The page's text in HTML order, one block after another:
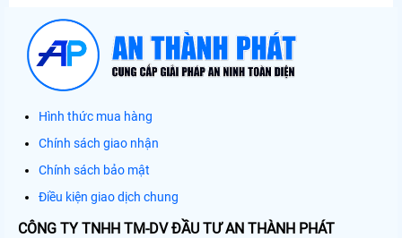
Hình thức mua hàng
Chính sách giao nhận
Chính sách bảo mật
Điều kiện giao dịch chung
CÔNG TY TNHH TM-DV ĐẦU TƯ AN THÀNH PHÁT